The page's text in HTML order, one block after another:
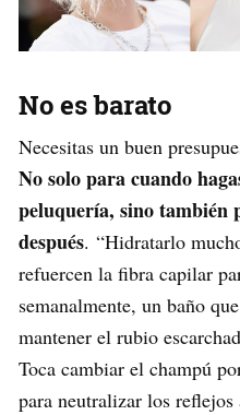
No es barato
Necesitas un buen
No solo para cuando
peluquería, sino también
después. “Hidratarlo
refuercen la fibra capilar
semanalmente, un baño
mantener el rubio
Toca cambiar el champú
para neutralizar los